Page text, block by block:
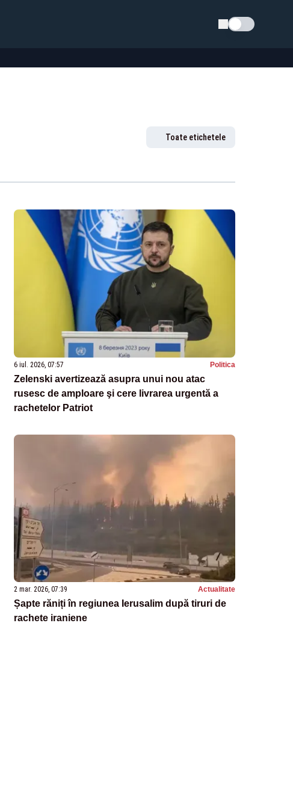
Schimba tema
Toate etichetele
6 iul. 2026, 07:57 Politica
Zelenski avertizează asupra unui nou atac
rusesc de amploare şi cere livrarea urgentă a
rachetelor Patriot
2 mar. 2026, 07:39 Actualitate
Șapte răniți în regiunea Ierusalim după tiruri de
rachete iraniene